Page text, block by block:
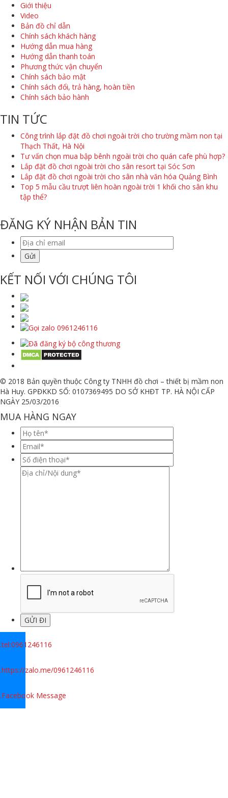
Giới thiệu
Video
Bản đồ chỉ dẫn
Chính sách khách hàng
Hướng dẫn mua hàng
Hướng dẫn thanh toán
Phương thức vận chuyển
Chính sách bảo mật
Chính sách đổi, trả hàng, hoàn tiền
Chính sách bảo hành
TIN TỨC
Công trình lắp đặt đồ chơi ngoài trời cho trường mầm non tại
Thạch Thất, Hà Nội
Tư vấn chọn mua bập bênh ngoài trời cho quán cafe phù hợp?
Lắp đặt đồ chơi ngoài trời cho sân resort tại Sóc Sơn
Lắp đặt đồ chơi ngoài trời cho sân nhà văn hóa Quảng Bình
Top 5 mẫu cầu trượt liên hoàn ngoài trời 1 khối cho sân khu
tập thể?
ĐĂNG KÝ NHẬN BẢN TIN
KẾT NỐI VỚI CHÚNG TÔI
© 2018 Bản quyền thuộc Công ty TNHH đồ chơi – thiết bị mầm non
Hà Huy. GPĐKKD SỐ: 0107369495 DO SỞ KHĐT TP. HÀ NỘI CẤP
NGÀY 25/03/2016
MUA HÀNG NGAY
.tel:0961246116
.https://zalo.me/0961246116
.Facebook Message